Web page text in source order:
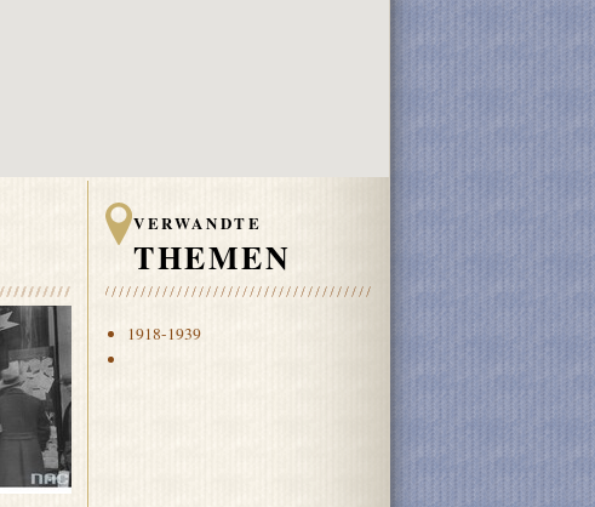
VERWANDTE
THEMEN
1918-1939